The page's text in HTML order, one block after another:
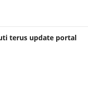
terus update portal